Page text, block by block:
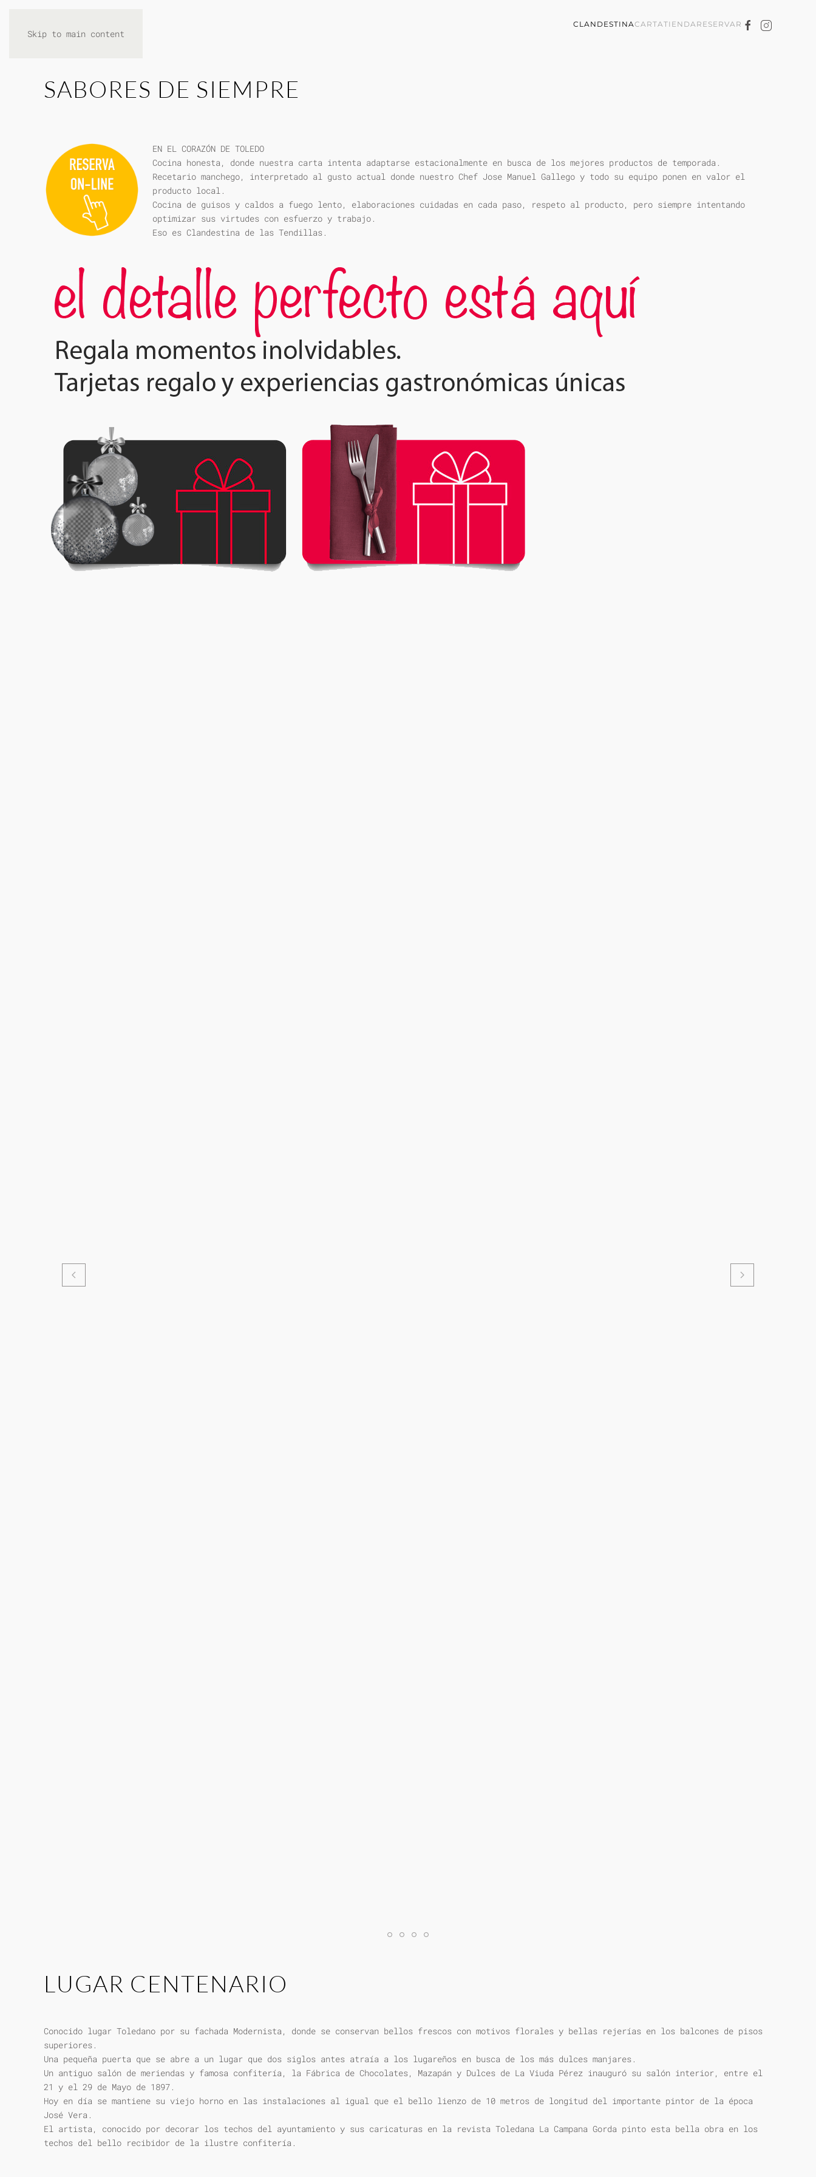
Skip to main content
CLANDESTINACARTATIENDARESERVAR
SABORES DE SIEMPRE
EN EL CORAZÓN DE TOLEDO
Cocina honesta, donde nuestra carta intenta adaptarse estacionalmente en busca de los mejores productos de temporada.
Recetario manchego, interpretado al gusto actual donde nuestro Chef Jose Manuel Gallego y todo su equipo ponen en valor el
producto local.
Cocina de guisos y caldos a fuego lento, elaboraciones cuidadas en cada paso, respeto al producto, pero siempre intentando
optimizar sus virtudes con esfuerzo y trabajo.
Eso es Clandestina de las Tendillas.
LUGAR CENTENARIO
Conocido lugar Toledano por su fachada Modernista, donde se conservan bellos frescos con motivos florales y bellas rejerías en los balcones de pisos
superiores.
Una pequeña puerta que se abre a un lugar que dos siglos antes atraía a los lugareños en busca de los más dulces manjares.
Un antiguo salón de meriendas y famosa confitería, la Fábrica de Chocolates, Mazapán y Dulces de La Viuda Pérez inauguró su salón interior, entre el
21 y el 29 de Mayo de 1897.
Hoy en día se mantiene su viejo horno en las instalaciones al igual que el bello lienzo de 10 metros de longitud del importante pintor de la época
José Vera.
El artista, conocido por decorar los techos del ayuntamiento y sus caricaturas en la revista Toledana La Campana Gorda pinto esta bella obra en los
techos del bello recibidor de la ilustre confitería.